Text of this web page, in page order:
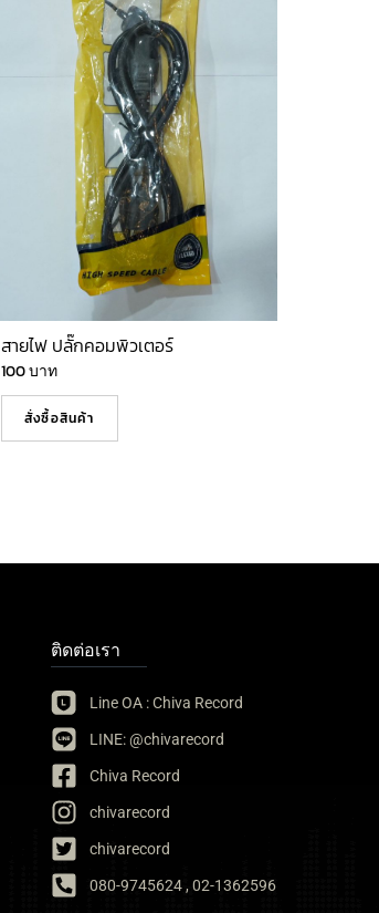
สายไฟ ปลั๊กคอมพิวเตอร์
100บาท
สั่งซื้อสินค้า
ติดต่อเรา
Line OA : Chiva Record
LINE: @chivarecord
Chiva Record
chivarecord
chivarecord
080-9745624 , 02-1362596